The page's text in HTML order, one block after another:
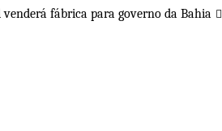
venderá fábrica para governo da Bahia